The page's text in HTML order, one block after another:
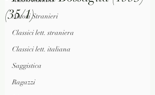
Autori Stranieri
Classici lett. straniera
Classici lett. italiana
Saggistica
Ragazzi
(35/1)